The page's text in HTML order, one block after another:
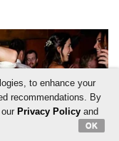
to enhance your
recommendations. By
Privacy Policyand
OK